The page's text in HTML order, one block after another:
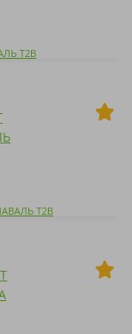
T2B
T2B